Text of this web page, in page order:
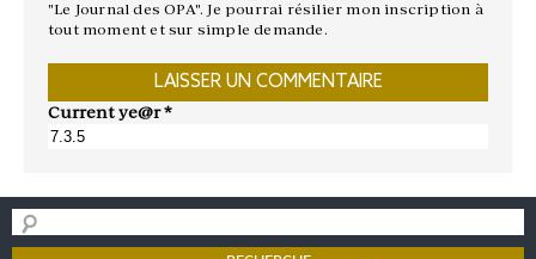
"Le Journal des OPA". Je pourrai résilier mon inscription à
tout moment et sur simple demande.
Current ye@r*